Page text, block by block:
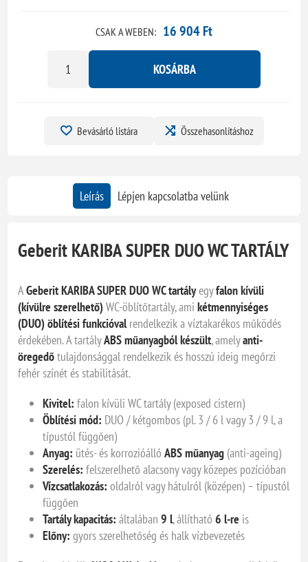
CSAK A WEBEN: 16 904 Ft
KOSÁRBA
Bevásárló listára Összehasonlításhoz
Leírás Lépjen kapcsolatba velünk
Geberit KARIBA SUPER DUO WC TARTÁLY
AGeberit KARIBA SUPER DUO WC tartályegyfalon kívüli
(kívülre szerelhető)WC-öblítőtartály, amikétmennyiséges
(DUO) öblítési funkcióvalrendelkezik a víztakarékos működés
érdekében. A tartályABS műanyagból készült, amelyanti-
öregedőtulajdonsággal rendelkezik és hosszú ideig megőrzi
fehér színét és stabilitását.
Kivitel: falon kívüli WC tartály (exposed cistern)
Öblítési mód: DUO / kétgombos (pl. 3 / 6 l vagy 3 / 9 l, a
típustól függően)
Anyag: ütés- és korrozióállóABS műanyag (anti-ageing)
Szerelés: felszerelhető alacsony vagy közepes pozícióban
Vízcsatlakozás: oldalról vagy hátulról (középen) – típustól
függően
Tartály kapacitás: általában9 l, állítható6 l-re is
Előny: gyors szerelhetőség és halk vízbevezetés